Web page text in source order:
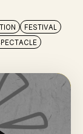
FESTIVAL